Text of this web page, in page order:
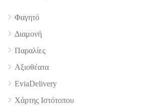
Φαγητό
Διαμονή
Παραλίες
Αξιοθέατα
EviaDelivery
Χάρτης Ιστότοπου